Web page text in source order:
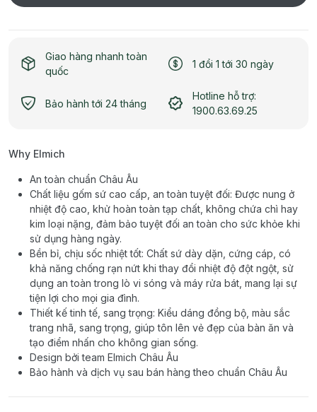
Giao hàng nhanh toàn
quốc
1 đổi 1 tới 30 ngày
Bảo hành tới 24 tháng
Hotline hỗ trợ:
1900.63.69.25
Why Elmich
An toàn chuẩn Châu Âu
Chất liệu gốm sứ cao cấp, an toàn tuyệt đối: Được nung ở
nhiệt độ cao, khử hoàn toàn tạp chất, không chứa chì hay
kim loại nặng, đảm bảo tuyệt đối an toàn cho sức khỏe khi
sử dụng hàng ngày.
Bền bỉ, chịu sốc nhiệt tốt: Chất sứ dày dặn, cứng cáp, có
khả năng chống rạn nứt khi thay đổi nhiệt độ đột ngột, sử
dụng an toàn trong lò vi sóng và máy rửa bát, mang lại sự
tiện lợi cho mọi gia đình.
Thiết kế tinh tế, sang trọng: Kiểu dáng đồng bộ, màu sắc
trang nhã, sang trọng, giúp tôn lên vẻ đẹp của bàn ăn và
tạo điểm nhấn cho không gian sống.
Design bởi team Elmich Châu Âu
Bảo hành và dịch vụ sau bán hàng theo chuẩn Châu Âu